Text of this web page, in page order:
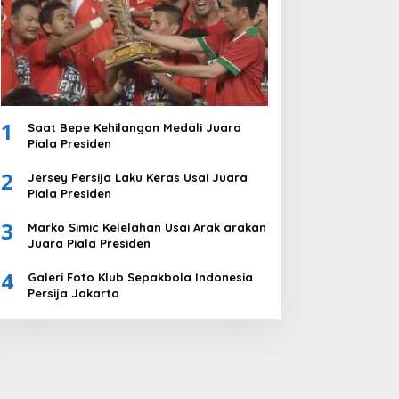
1
Saat Bepe Kehilangan Medali Juara
Piala Presiden
2
Jersey Persija Laku Keras Usai Juara
Piala Presiden
3
Marko Simic Kelelahan Usai Arak arakan
Juara Piala Presiden
4
Galeri Foto Klub Sepakbola Indonesia
Persija Jakarta